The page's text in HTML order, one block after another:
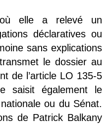
elle a relevé un
déclaratives ou
sans explications
le dossier au
de l’article LO 135-5
saisit également le
ou du Sénat.
de Patrick Balkany